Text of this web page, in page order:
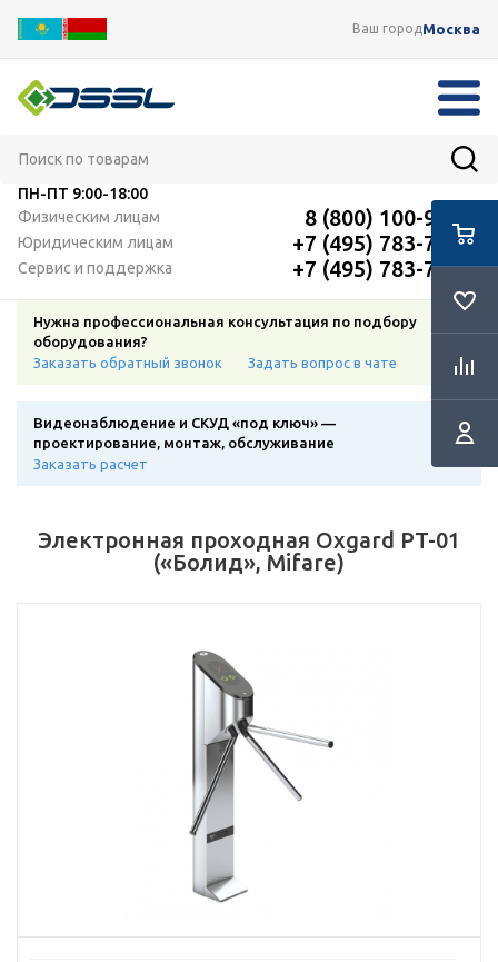
Ваш городМосква
ПН-ПТ 9:00-18:00
Физическим лицам
8 (800) 100-91-12
Юридическим лицам +7 (495) 783-72-87
Сервис и поддержка +7 (495) 783-72-87
Нужна профессиональная консультация по подбору
оборудования?
Заказать обратный звонок
Задать вопрос в чате
Видеонаблюдение и СКУД «под ключ» —
проектирование, монтаж, обслуживание
Заказать расчет
Электронная проходная Oxgard РT-01
(«Болид», Mifare)